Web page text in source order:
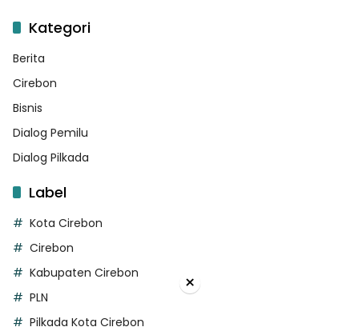
Kategori
Berita
Cirebon
Bisnis
Dialog Pemilu
Dialog Pilkada
Label
Kota Cirebon
Cirebon
Kabupaten Cirebon
PLN
Pilkada Kota Cirebon
×